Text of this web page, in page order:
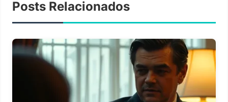
Posts Relacionados